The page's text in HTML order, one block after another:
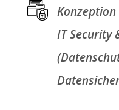
IT Security